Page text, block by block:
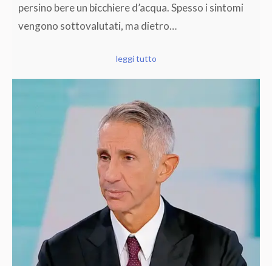
persino bere un bicchiere d’acqua. Spesso i sintomi
vengono sottovalutati, ma dietro…
leggi tutto